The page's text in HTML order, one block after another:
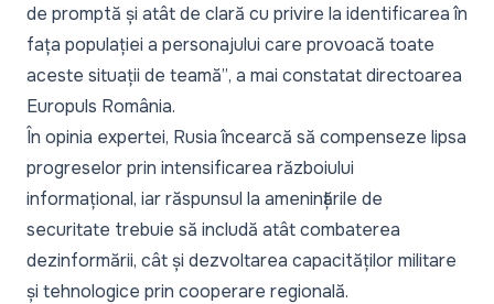
de promptă și atât de clară cu privire la identificarea în
fața populației a personajului care provoacă toate
aceste situații de teamă”, a mai constatat directoarea
Europuls România.
În opinia expertei, Rusia încearcă să compenseze lipsa
progreselor prin intensificarea războiului
informațional, iar răspunsul la amenințările de
securitate trebuie să includă atât combaterea
dezinformării, cât și dezvoltarea capacităților militare
și tehnologice prin cooperare regională.